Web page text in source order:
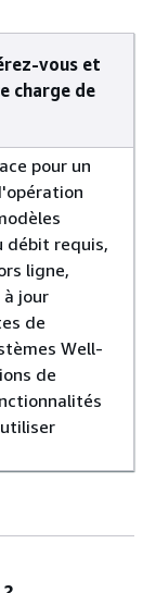
vous et
charge de
pour un
débit requis,
ligne,
jour
de
Well-
de